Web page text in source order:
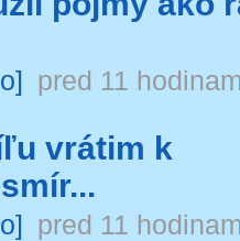
pred 11
vrátim k
pred 11